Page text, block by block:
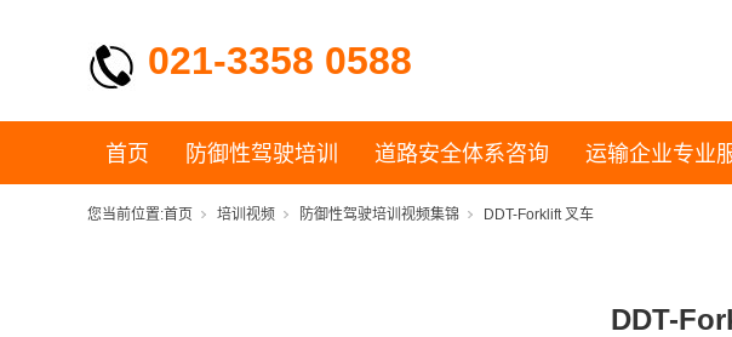
021-3358 0588
首页 防御性驾驶培训 道路安全体系咨询 运输企业专业
您当前位置:首页 培训视频 防御性驾驶培训视频集锦 DDT-Forklift 叉车
DDT-